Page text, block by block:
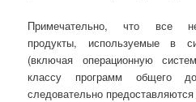
Примечательно, что все
продукты, используемые в
(включая операционную
классу программ общего
следовательно